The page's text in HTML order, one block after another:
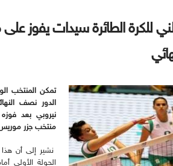
للكرة الطائرة سيدات يفوز
تمكن المنتخب
الدور نصف
نيروبي بعد
منتخب جزر موريس بـ 3 أشواط
نشير إلى أن هذا